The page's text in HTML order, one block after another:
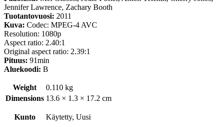
Jennifer Lawrence, Zachary Booth
Tuotantovuosi: 2011
Kuva: Codec: MPEG-4 AVC
Resolution: 1080p
Aspect ratio: 2.40:1
Original aspect ratio: 2.39:1
Pituus: 91min
Aluekoodi: B
Weight
0.110 kg
Dimensions 13.6 × 1.3 × 17.2 cm
Kunto Käytetty, Uusi